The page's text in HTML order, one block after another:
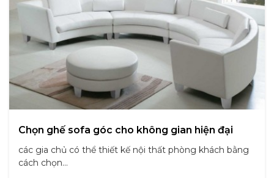
Chọn ghế sofa góc cho không gian hiện đại
các gia chủ có thể thiết kế nội thất phòng khách bằng
cách chọn...